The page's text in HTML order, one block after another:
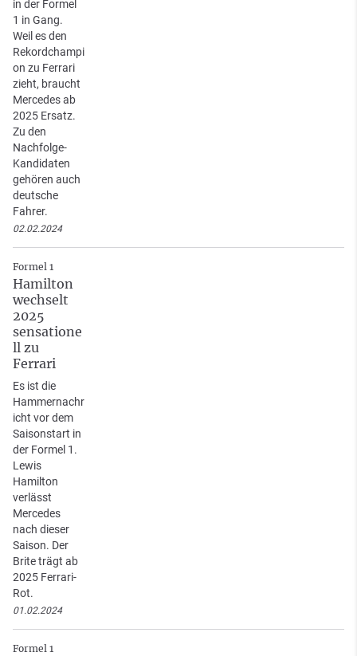
in der Formel
1 in Gang.
Weil es den
Rekordchampi
on zu Ferrari
zieht, braucht
Mercedes ab
2025 Ersatz.
Zu den
Nachfolge-
Kandidaten
gehören auch
deutsche
Fahrer.
02.02.2024
Formel 1
Hamilton
wechselt
2025
sensatione
ll zu
Ferrari
Es ist die
Hammernachr
icht vor dem
Saisonstart in
der Formel 1.
Lewis
Hamilton
verlässt
Mercedes
nach dieser
Saison. Der
Brite trägt ab
2025 Ferrari-
Rot.
01.02.2024
Formel 1